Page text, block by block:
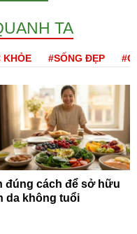
TA
KHỎE #SỐNG ĐẸP
đúng cách để sở hữu
da không tuổi